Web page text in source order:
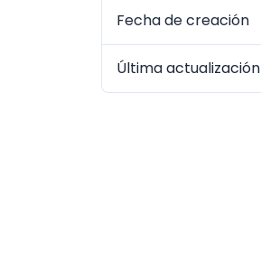
Fecha de creación
Última actualización